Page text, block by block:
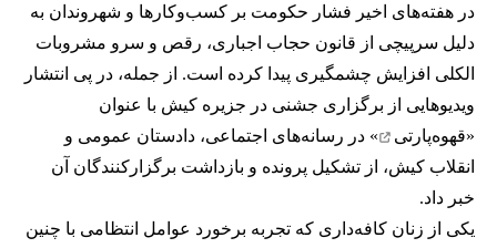
در هفته‌های اخیر فشار حکومت بر کسب‌وکارها و شهروندان به
دلیل سرپیچی از قانون حجاب اجباری، رقص و سرو مشروبات
الکلی افزایش چشمگیری پیدا کرده است. از جمله، در پی انتشار
ویدیوهایی از برگزاری جشنی در جزیره کیش با عنوان
«قهوه‌پارتی
» در رسانه‌های اجتماعی، دادستان عمومی و
انقلاب کیش، از تشکیل پرونده و بازداشت برگزارکنندگان آن
خبر داد.
یکی از زنان کافه‌داری که تجربه برخورد عوامل انتظامی با چنین